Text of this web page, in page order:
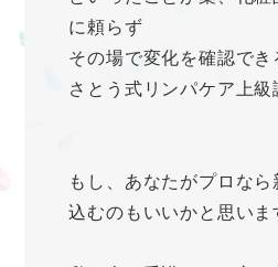
に頼らず
その場で変化を確認でき
さとう式リンパケア上級
もし、あなたがプロなら
込むのもいいかと思いま